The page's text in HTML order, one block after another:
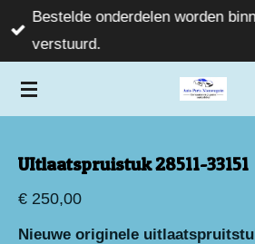
Ga
direct
de
Bestelde onderdelen worden
verstuurd.
UItlaatspruistuk 28511-33151
€ 250,00
Nieuwe originele